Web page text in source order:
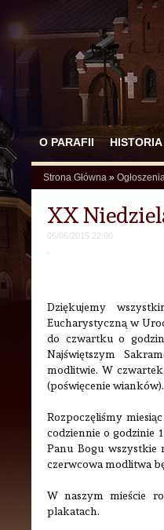
O PARAFII HISTORIA
Strona Główna »
XX
06/06/2015 22:00
Dziękujemy
Eucharystyczną w
do czwartku o
Najświętszym
modlitwie. W
(poświęcenie wianków).
Rozpoczęliśmy
codziennie o godzinie
Panu Bogu wszystkie
czerwcowa modlitwa
W naszym mieście
plakatach.